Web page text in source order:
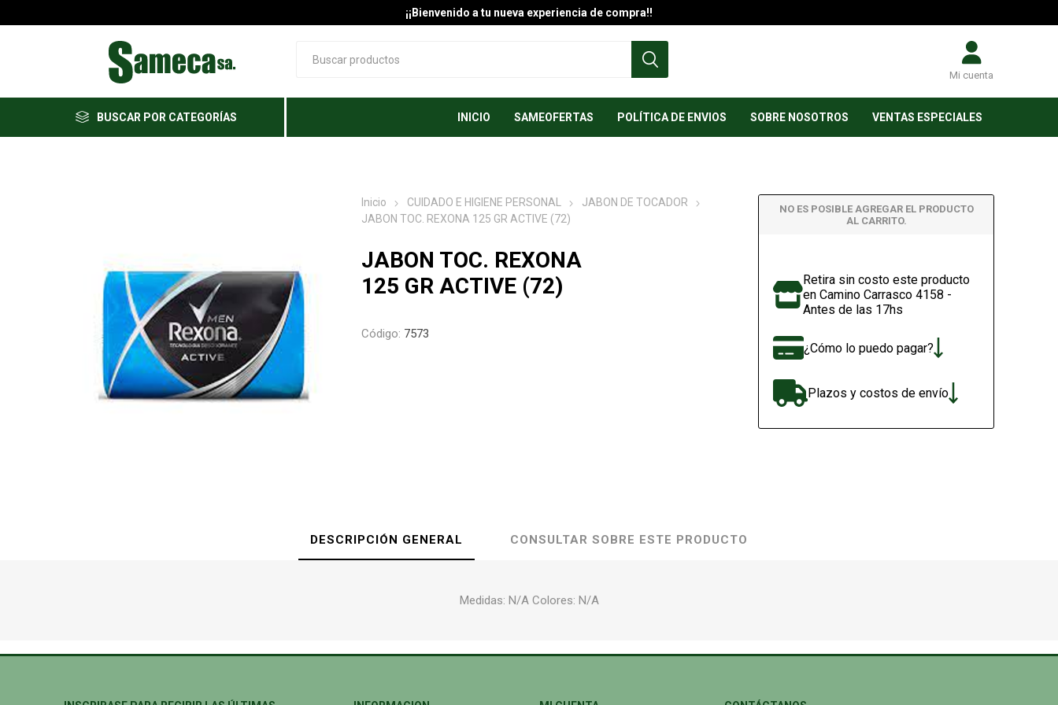
¡¡Bienvenido a tu nueva experiencia de compra!!
Mi cuenta
BUSCAR POR CATEGORÍAS INICIO SAMEOFERTAS POLÍTICA DE ENVIOS SOBRE NOSOTROS VENTAS ESPECIALES
Inicio CUIDADO E HIGIENE PERSONAL
JABON DE TOCADOR
JABON TOC. REXONA 125 GR ACTIVE (72)
JABON TOC. REXONA
125 GR ACTIVE (72)
Código: 7573
NO ES POSIBLE AGREGAR EL PRODUCTO
AL CARRITO.
Retira sin costo este producto
en Camino Carrasco 4158 -
Antes de las 17hs
¿Cómo lo puedo pagar?
Plazos y costos de envío
DESCRIPCIÓN GENERAL CONSULTAR SOBRE ESTE PRODUCTO
Medidas: N/A Colores: N/A